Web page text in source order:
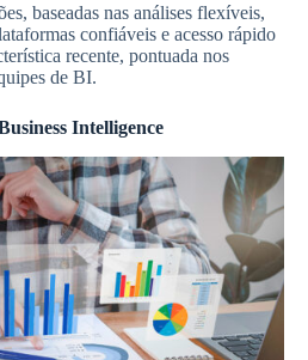
baseadas nas análises flexíveis,
confiáveis e acesso rápido
recente, pontuada nos
de BI.
Intelligence